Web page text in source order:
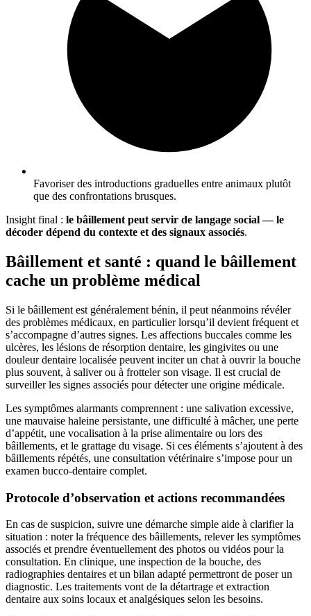
Favoriser des introductions graduelles entre animaux plutôt
que des confrontations brusques.
Insight final : le bâillement peut servir de langage social — le
décoder dépend du contexte et des signaux associés.
Bâillement et santé : quand le bâillement
cache un problème médical
Si le bâillement est généralement bénin, il peut néanmoins révéler
des problèmes médicaux, en particulier lorsqu’il devient fréquent et
s’accompagne d’autres signes. Les affections buccales comme les
ulcères, les lésions de résorption dentaire, les gingivites ou une
douleur dentaire localisée peuvent inciter un chat à ouvrir la bouche
plus souvent, à saliver ou à frotteler son visage. Il est crucial de
surveiller les signes associés pour détecter une origine médicale.
Les symptômes alarmants comprennent : une salivation excessive,
une mauvaise haleine persistante, une difficulté à mâcher, une perte
d’appétit, une vocalisation à la prise alimentaire ou lors des
bâillements, et le grattage du visage. Si ces éléments s’ajoutent à des
bâillements répétés, une consultation vétérinaire s’impose pour un
examen bucco-dentaire complet.
Protocole d’observation et actions recommandées
En cas de suspicion, suivre une démarche simple aide à clarifier la
situation : noter la fréquence des bâillements, relever les symptômes
associés et prendre éventuellement des photos ou vidéos pour la
consultation. En clinique, une inspection de la bouche, des
radiographies dentaires et un bilan adapté permettront de poser un
diagnostic. Les traitements vont de la détartrage et extraction
dentaire aux soins locaux et analgésiques selon les besoins.